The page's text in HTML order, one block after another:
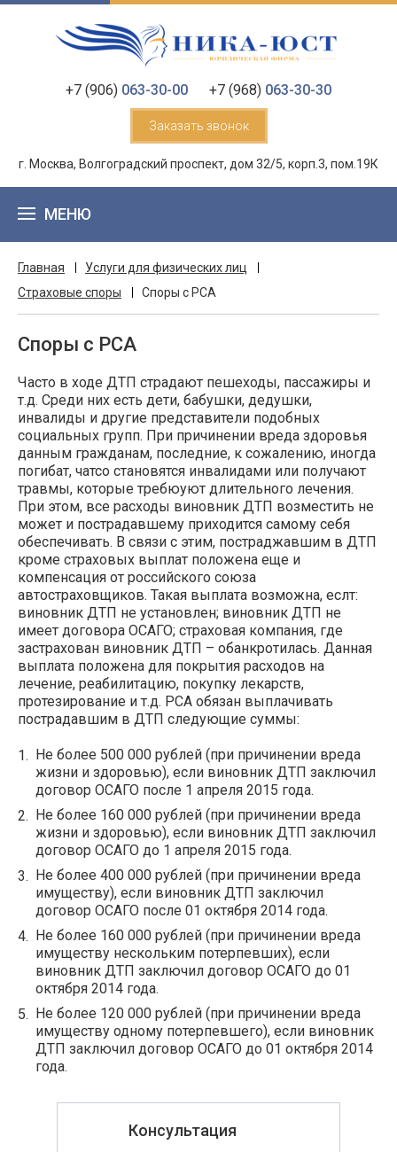
+7 (906) 063-30-00 +7 (968) 063-30-30
Заказать звонок
г. Москва, Волгоградский проспект, дом 32/5, корп.3, пом.19К
МЕНЮ
Главная
Услуги для физических лиц
Страховые споры
Споры с РСА
Споры с РСА
Часто в ходе ДТП страдают пешеходы, пассажиры и
т.д. Среди них есть дети, бабушки, дедушки,
инвалиды и другие представители подобных
социальных групп. При причинении вреда здоровья
данным гражданам, последние, к сожалению, иногда
погибат, чатсо становятся инвалидами или получают
травмы, которые требюуют длительного лечения.
При этом, все расходы виновник ДТП возместить не
может и пострадавшему приходится самому себя
обеспечивать. В связи с этим, постраджавшим в ДТП
кроме страховых выплат положена еще и
компенсация от российского союза
автостраховщиков. Такая выплата возможна, еслт:
виновник ДТП не установлен; виновник ДТП не
имеет договора ОСАГО; страховая компания, где
застрахован виновник ДТП – обанкротилась. Данная
выплата положена для покрытия расходов на
лечение, реабилитацию, покупку лекарств,
протезирование и т.д. РСА обязан выплачивать
пострадавшим в ДТП следующие суммы:
Не более 500 000 рублей (при причинении вреда
жизни и здоровью), если виновник ДТП заключил
договор ОСАГО после 1 апреля 2015 года.
Не более 160 000 рублей (при причинении вреда
жизни и здоровью), если виновник ДТП заключил
договор ОСАГО до 1 апреля 2015 года.
Не более 400 000 рублей (при причинении вреда
имуществу), если виновник ДТП заключил
договор ОСАГО после 01 октября 2014 года.
Не более 160 000 рублей (при причинении вреда
имуществу нескольким потерпевших), если
виновник ДТП заключил договор ОСАГО до 01
октября 2014 года.
Не более 120 000 рублей (при причинении вреда
имуществу одному потерпевшего), если виновник
ДТП заключил договор ОСАГО до 01 октября 2014
года.
Консультация